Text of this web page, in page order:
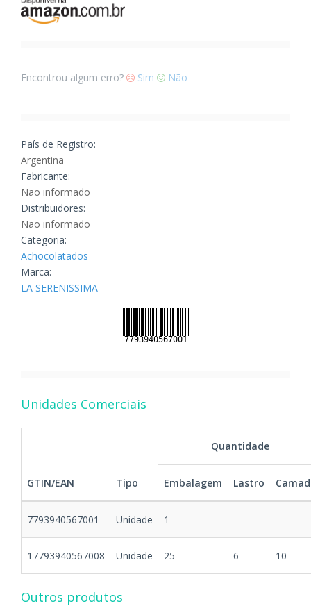
Encontrou algum erro? Sim Não
País de Registro:
Argentina
Fabricante:
Não informado
Distribuidores:
Não informado
Categoria:
Achocolatados
Marca:
LA SERENISSIMA
Unidades Comerciais
GTIN/EAN Tipo
Quantidade
Embalagem Lastro
7793940567001 Unidade 1 - -
17793940567008 Unidade 25 6 10
Outros produtos